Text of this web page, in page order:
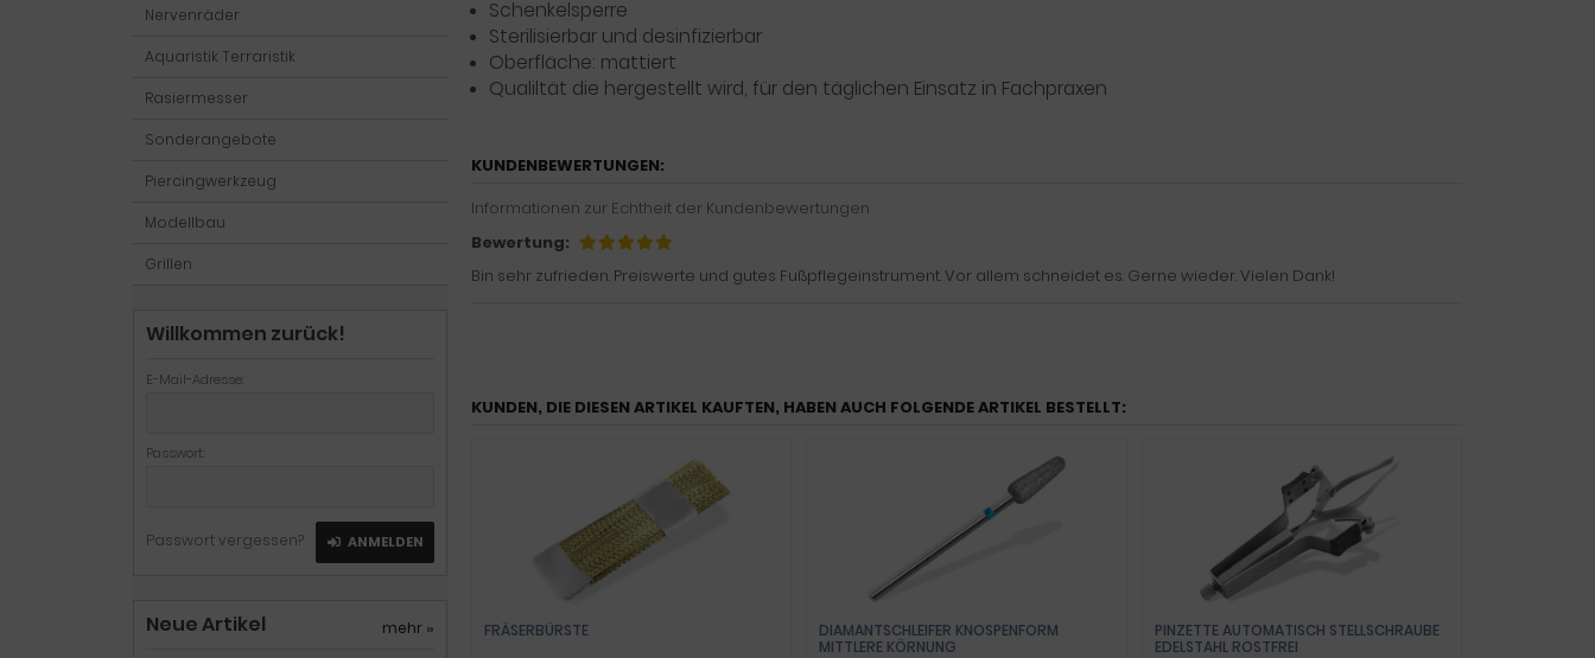
Schenkelsperre
Sterilisierbar und desinfizierbar
Oberfläche: mattiert
Qualiltät die hergestellt wird, für den täglichen Einsatz in Fachpraxen
KUNDENBEWERTUNGEN:
Informationen zur Echtheit der Kundenbewertungen
Bewertung:
Bin sehr zufrieden. Preiswerte und gutes Fußpflegeinstrument. Vor allem schneidet es. Gerne wieder. Vielen Dank!
KUNDEN, DIE DIESEN ARTIKEL KAUFTEN, HABEN AUCH FOLGENDE ARTIKEL BESTELLT:
FRÄSERBÜRSTE
DIAMANTSCHLEIFER KNOSPENFORM
MITTLERE KÖRNUNG
PINZETTE AUTOMATISCH STELLSCHRAUBE
EDELSTAHL ROSTFREI
Nervenräder
Aquaristik Terraristik
Rasiermesser
Sonderangebote
Piercingwerkzeug
Modellbau
Grillen
Willkommen zurück!
E-Mail-Adresse:
Passwort:
Passwort vergessen? ANMELDEN
Neue Artikel mehr »